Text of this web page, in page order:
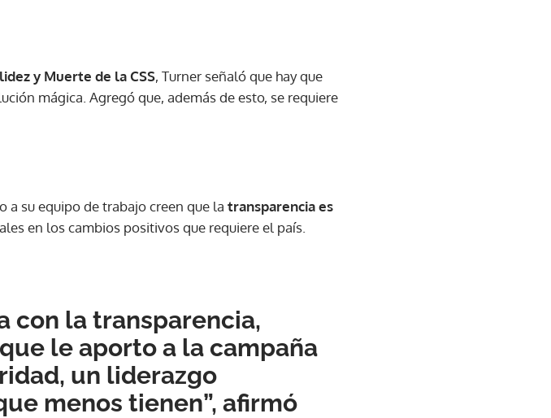
y Muerte de la CSS, Turner señaló que hay que
mágica. Agregó que, además de esto, se requiere
a su equipo de trabajo creen que la transparencia es
en los cambios positivos que requiere el país.
con la transparencia,
le aporto a la campaña
un liderazgo
menos tienen”, afirmó